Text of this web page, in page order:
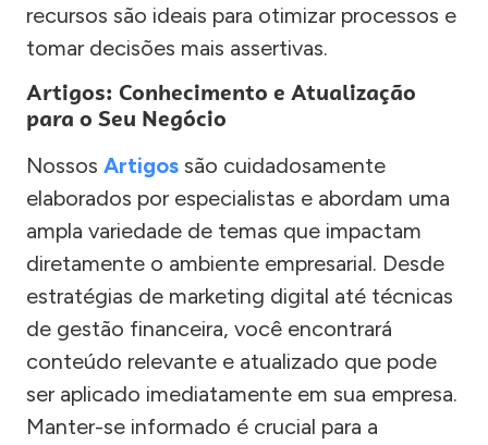
recursos são ideais para otimizar processos e
tomar decisões mais assertivas.
Artigos: Conhecimento e Atualização
para o Seu Negócio
Nossos Artigos são cuidadosamente
elaborados por especialistas e abordam uma
ampla variedade de temas que impactam
diretamente o ambiente empresarial. Desde
estratégias de marketing digital até técnicas
de gestão financeira, você encontrará
conteúdo relevante e atualizado que pode
ser aplicado imediatamente em sua empresa.
Manter-se informado é crucial para a